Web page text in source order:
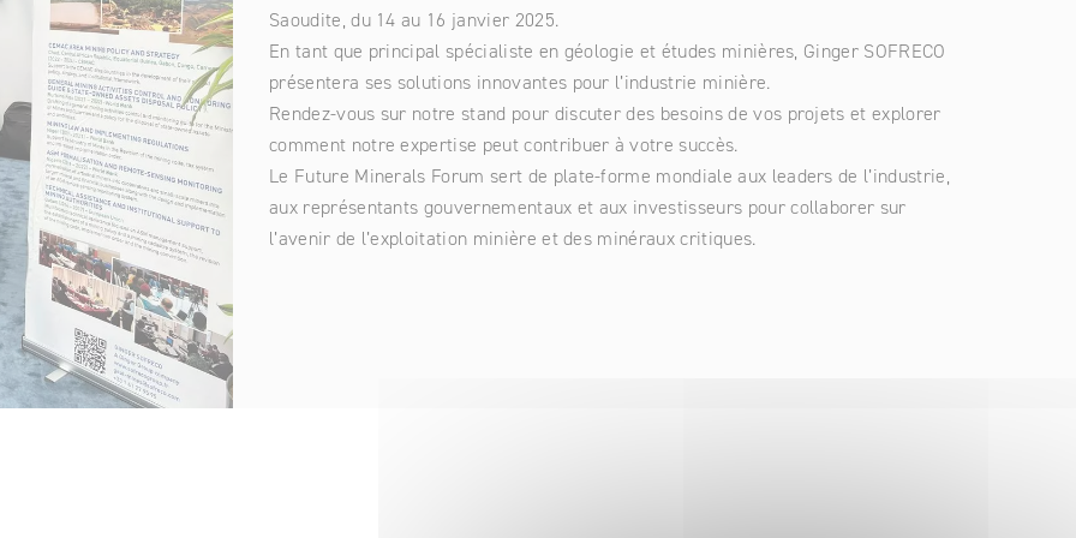
Ginger V-SCAN
Pologne
Tunisie
Les enjeux du monde, hier comme aujourd’hui,
comme le réchauffement, l’eau, les déchets, la
surpopulation poussent le groupe à se questionner, à
adapter les solutions en conséquence, à profiter des
retours d'expérience pour continuer à progresser.
En savoir plus sur notre politique RSE
:
et
l’eau et
de
et
et
Saoudite, du 14 au 16 janvier 2025.
En tant que principal spécialiste en géologie et études minières, Ginger SOFRECO
présentera ses solutions innovantes pour l’industrie minière.
Rendez-vous sur notre stand pour discuter des besoins de vos projets et explorer
comment notre expertise peut contribuer à votre succès.
Le Future Minerals Forum sert de plate-forme mondiale aux leaders de l’industrie,
aux représentants gouvernementaux et aux investisseurs pour collaborer sur
l’avenir de l’exploitation minière et des minéraux critiques.